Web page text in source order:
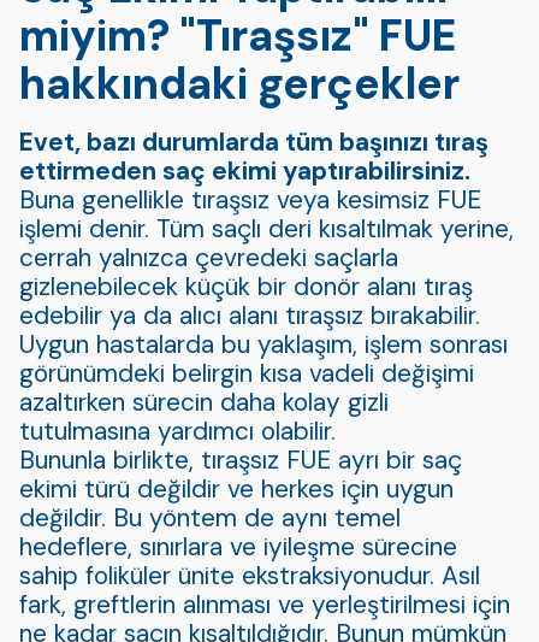
miyim? "Tıraşsız" FUE
hakkındaki gerçekler
Evet, bazı durumlarda tüm başınızı tıraş
ettirmeden saç ekimi yaptırabilirsiniz.
Buna genellikle tıraşsız veya kesimsiz FUE
işlemi denir. Tüm saçlı deri kısaltılmak yerine,
cerrah yalnızca çevredeki saçlarla
gizlenebilecek küçük bir donör alanı tıraş
edebilir ya da alıcı alanı tıraşsız bırakabilir.
Uygun hastalarda bu yaklaşım, işlem sonrası
görünümdeki belirgin kısa vadeli değişimi
azaltırken sürecin daha kolay gizli
tutulmasına yardımcı olabilir.
Bununla birlikte, tıraşsız FUE ayrı bir saç
ekimi türü değildir ve herkes için uygun
değildir. Bu yöntem de aynı temel
hedeflere, sınırlara ve iyileşme sürecine
sahip foliküler ünite ekstraksiyonudur. Asıl
fark, greftlerin alınması ve yerleştirilmesi için
ne kadar saçın kısaltıldığıdır. Bunun mümkün